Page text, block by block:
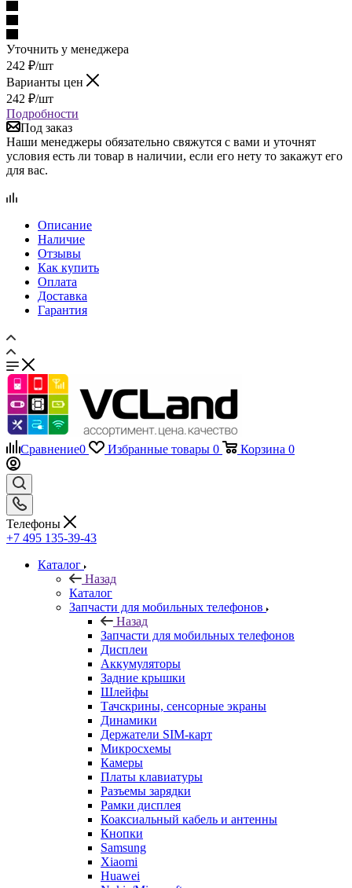
Варианты цен
242
Подробности
Под заказ
Наши менеджеры обязательно свяжутся с вами и уточнят
условия есть ли товар в наличии, если его нету то закажут его
для вас.
Описание
Оплата
Доставка
Гарантия
Сравнение 0 Избранные товары
Телефоны
+7 495 135-39-43
Каталог
Запчасти для мобильных телефонов
Запчасти для мобильных телефонов
Дисплеи
Аккумуляторы
Задние крышки
Шлейфы
Тачскрины, сенсорные экраны
Динамики
Держатели SIM-карт
Микросхемы
Камеры
Платы клавиатуры
Разъемы зарядки
Рамки дисплея
Коаксиальный кабель и антенны
Кнопки
Samsung
Xiaomi
Huawei
Nokia/Microsoft
Sony
ASUS
HTC